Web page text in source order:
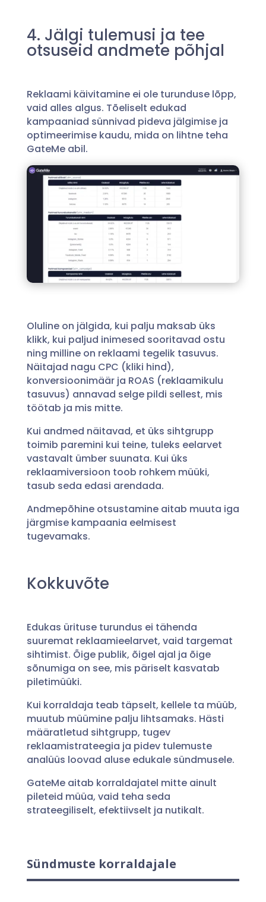
4. Jälgi tulemusi ja tee
otsuseid andmete põhjal
Reklaami käivitamine ei ole turunduse lõpp,
vaid alles algus. Tõeliselt edukad
kampaaniad sünnivad pideva jälgimise ja
optimeerimise kaudu, mida on lihtne teha
GateMe abil.
Oluline on jälgida, kui palju maksab üks
klikk, kui paljud inimesed sooritavad ostu
ning milline on reklaami tegelik tasuvus.
Näitajad nagu CPC (kliki hind),
konversioonimäär ja ROAS (reklaamikulu
tasuvus) annavad selge pildi sellest, mis
töötab ja mis mitte.
Kui andmed näitavad, et üks sihtgrupp
toimib paremini kui teine, tuleks eelarvet
vastavalt ümber suunata. Kui üks
reklaamiversioon toob rohkem müüki,
tasub seda edasi arendada.
Andmepõhine otsustamine aitab muuta iga
järgmise kampaania eelmisest
tugevamaks.
Kokkuvõte
Edukas ürituse turundus ei tähenda
suuremat reklaamieelarvet, vaid targemat
sihtimist. Õige publik, õigel ajal ja õige
sõnumiga on see, mis päriselt kasvatab
piletimüüki.
Kui korraldaja teab täpselt, kellele ta müüb,
muutub müümine palju lihtsamaks. Hästi
määratletud sihtgrupp, tugev
reklaamistrateegia ja pidev tulemuste
analüüs loovad aluse edukale sündmusele.
GateMe aitab korraldajatel mitte ainult
pileteid müüa, vaid teha seda
strateegiliselt, efektiivselt ja nutikalt.
Sündmuste korraldajale